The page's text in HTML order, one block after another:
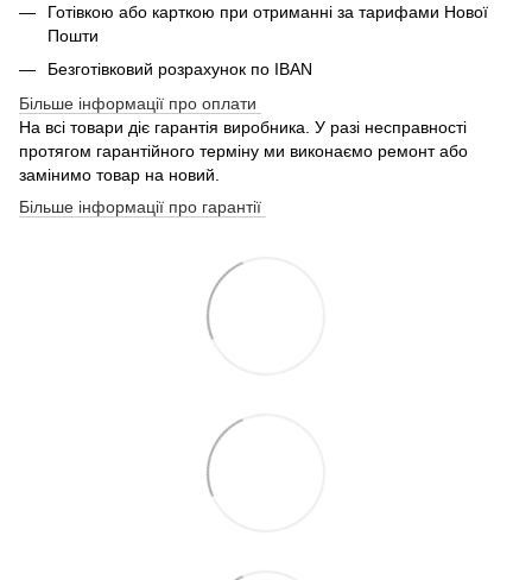
Готівкою або карткою при отриманні за тарифами Нової
Пошти
Безготівковий розрахунок по IBAN
Більше інформації про оплати
На всі товари діє гарантія виробника. У разі несправності
протягом гарантійного терміну ми виконаємо ремонт або
замінимо товар на новий.
Більше інформації про гарантії